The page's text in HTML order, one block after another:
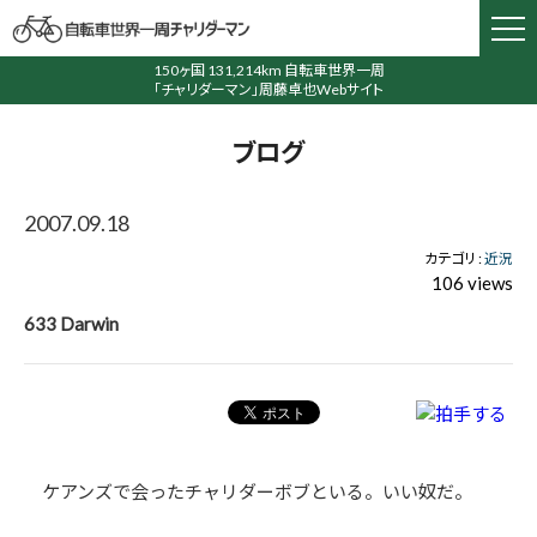
150ヶ国 131,214km 自転車世界一周
「チャリダーマン」周藤卓也Webサイト
ブログ
2007.09.18
カテゴリ :近況
106 views
633 Darwin
ケアンズで会ったチャリダーボブといる。いい奴だ。